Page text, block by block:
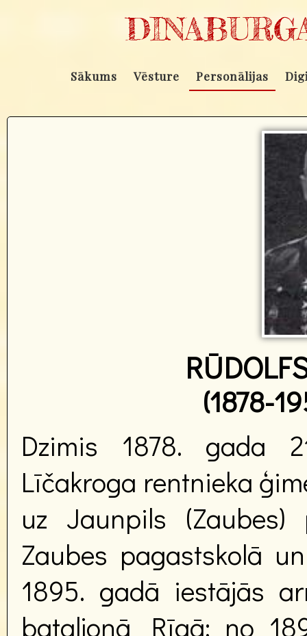
Sākums Vēsture Personālijas
(1878-
Dzimis 1878. gada
Līčakroga rentnieka
uz Jaunpils
Zaubes pagastskolā
1895. gadā iestājās
bataljonā Rīgā; no